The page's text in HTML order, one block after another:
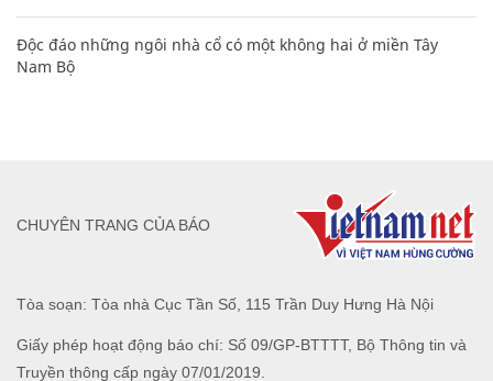
Độc đáo những ngôi nhà cổ có một không hai ở miền Tây
Nam Bộ
Tòa soạn: Tòa nhà Cục Tần Số, 115 Trần Duy Hưng Hà Nội
Giấy phép hoạt động báo chí: Số 09/GP-BTTTT, Bộ Thông tin và
Truyền thông cấp ngày 07/01/2019.
CHUYÊN TRANG CỦA BÁO